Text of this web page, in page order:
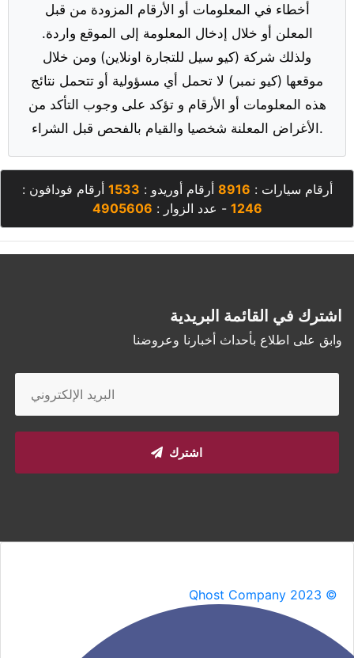
أخطاء في المعلومات أو الأرقام المزودة من قبل
المعلن أو خلال إدخال المعلومة إلى الموقع واردة.
ولذلك شركة (كيو سيل للتجارة اونلاين) ومن خلال
موقعها (كيو نمبر) لا تحمل أي مسؤولية أو تتحمل نتائج
هذه المعلومات أو الأرقام و تؤكد على وجوب التأكد من
الأغراض المعلنة شخصيا والقيام بالفحص قبل الشراء.
أرقام سيارات : 8916 أرقام أوريدو : 1533 أرقام فودافون :
1246 - عدد الزوار : 4905606
اشترك في القائمة البريدية
وابق على اطلاع بأحداث أخبارنا وعروضنا
اشترك
Qhost Company 2023 ©